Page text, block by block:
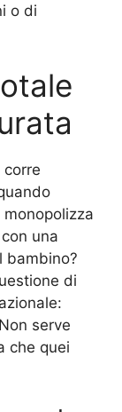
o di
corre
una
bambino?
di
serve
che quei